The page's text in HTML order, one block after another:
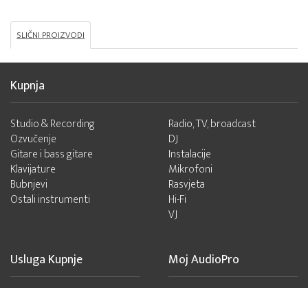
SLIČNI PROIZVODI
Kupnja
Studio & Recording
Ozvučenje
Gitare i bass gitare
Klavijature
Bubnjevi
Ostali instrumenti
Radio, TV, broadcast
DJ
Instalacije
Mikrofoni
Rasvjeta
Hi-Fi
VJ
Usluga Kupnje Moj AudioPro